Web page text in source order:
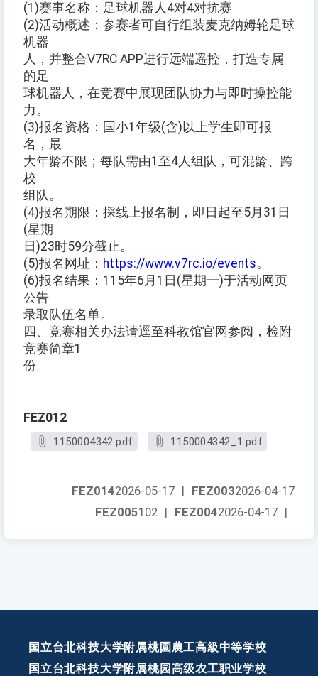
(1)赛事名称：足球机器人4对4对抗赛
(2)活动概述：参赛者可自行组装麦克纳姆轮足球
机器
人，并整合V7RC APP进行远端遥控，打造专属
的足
球机器人，在竞赛中展现团队协力与即时操控能
力。
(3)报名资格：国小1年级(含)以上学生即可报
名，最
大年龄不限；每队需由1至4人组队，可混龄、跨
校
组队。
(4)报名期限：採线上报名制，即日起至5月31日
(星期
日)23时59分截止。
(5)报名网址： https://www.v7rc.io/events。
(6)报名结果：115年6月1日(星期一)于活动网页
公告
录取队伍名单。
四、竞赛相关办法请逕至科教馆官网参阅，检附
竞赛简章1
份。
FEZ012
1150004342.pdf 1150004342_1.pdf
FEZ0032026-04-17
FEZ0142026-05-17 |
FEZ0042026-04-17 |
FEZ005102 |
国立台北科技大学附属桃園農工高級中等学校
国立台北科技大学附属桃园高级农工职业学校